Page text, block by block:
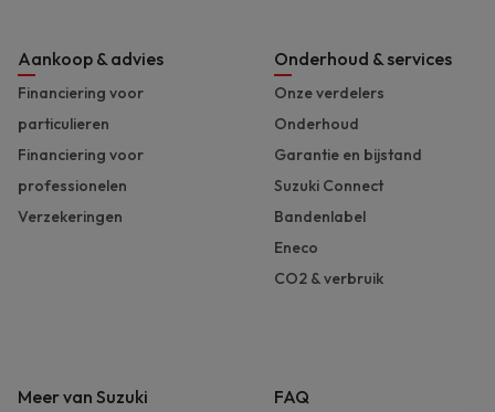
Aankoop & advies
Financiering voor
particulieren
Financiering voor
professionelen
Verzekeringen
Onderhoud & services
Onze verdelers
Onderhoud
Garantie en bijstand
Suzuki Connect
Bandenlabel
Eneco
CO2 & verbruik
Meer van Suzuki FAQ